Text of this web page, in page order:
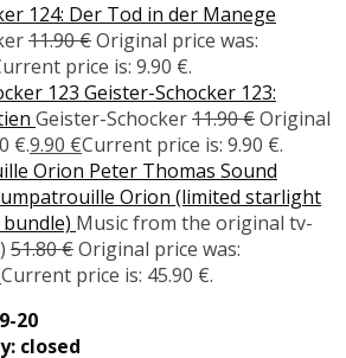
124: Der Tod in der Manege
11.90€Original price was:
price is: 9.90 €.
Geister-Schocker 123:
Geister-Schocker11.90€Original
€.9.90 €Current price is: 9.90 €.
Peter Thomas Sound
Orion (limited starlight
Music from the original tv-
51.80€Original price was:
Current price is: 45.90 €.
20
closed